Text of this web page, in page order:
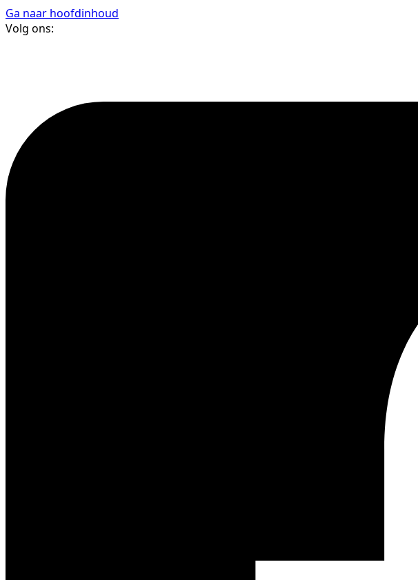
Ga naar hoofdinhoud
Volg ons: